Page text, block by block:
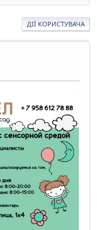
ДІЇ КОРИСТУВАЧА